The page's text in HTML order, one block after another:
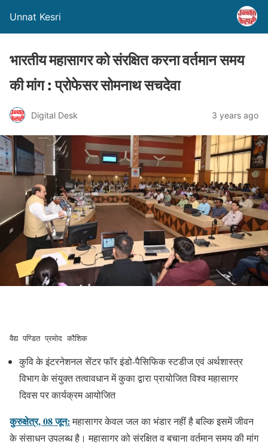
Unnat Kesri
भारतीय महासागर को संरक्षित करना वर्तमान समय
की मांग : प्रोफेसर सोमनाथ सचदेवा
Digital Desk 3 years ago
वैद्य पण्डित प्रमोद कौशिक
कुवि के इंटरनेशनल सेंटर फॉर इंडो-पैसिफिक स्टडीज एवं अर्थशास्त्र
विभाग के संयुक्त तत्वावधान में कुका द्वारा प्रायोजित विश्व महासागर
दिवस पर कार्यक्रम आयोजित
कुरुक्षेत्र, 08 जून:महासागर केवल जल का भंडार नहीं है बल्कि इसमें जीवन
के संसाधन उपलब्ध है। महासागर को संरक्षित व बचाना वर्तमान समय की मांग